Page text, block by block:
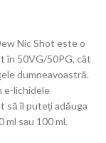
Nic Shot este o
în ​​50VG/50PG, cât
dumneavoastră.
e-lichidele
să îl puteți adăuga
ml sau 100 ml.